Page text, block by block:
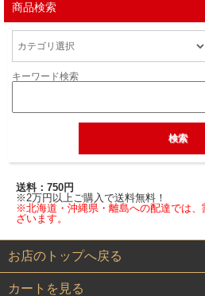
商品検索
キーワード検索
送料：750円
※2万円以上ご購入で送料無料！
※北海道・沖縄県・離島への配達では
ざいます。
お店のトップへ戻る
カートを見る